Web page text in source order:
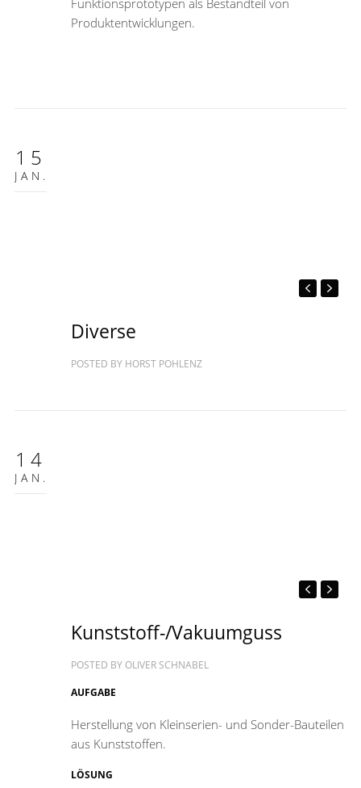
Funktionsprototypen als Bestandteil von
Produktentwicklungen.
15
JAN.
Diverse
POSTED BY HORST POHLENZ
14
JAN.
Kunststoff-/Vakuumguss
POSTED BY OLIVER SCHNABEL
AUFGABE
Herstellung von Kleinserien- und Sonder-Bauteilen
aus Kunststoffen.
LÖSUNG